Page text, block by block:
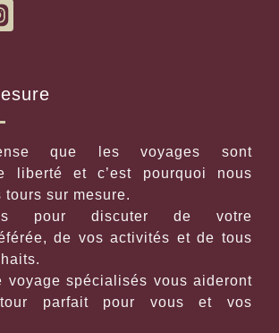
que les voyages sont
liberté et c’est pourquoi nous
tours sur mesure.
pour discuter de votre
de vos activités et de tous
voyage spécialisés vous aideront
parfait pour vous et vos